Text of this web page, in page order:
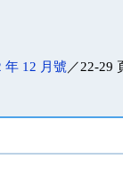
年 12 月號 ／22-29